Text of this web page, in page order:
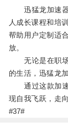
迅猛龙加速器
人成长课程和培
帮助用户定制适
放。
无论是在职场
的生活，迅猛龙
通过这款加速
现自我飞跃，走
#37#